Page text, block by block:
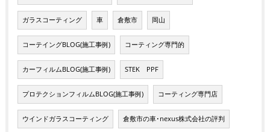
ガラスコーティング 車 倉敷市 岡山
コーテイングBLOG(施工事例) コーティング専門的
カーフィルムBLOG(施工事例) STEK PPF
プロテクションフィルムBLOG(施工事例) コーティング専門店
ウインドガラスコーティング 倉敷市の車･nexus株式会社の評判